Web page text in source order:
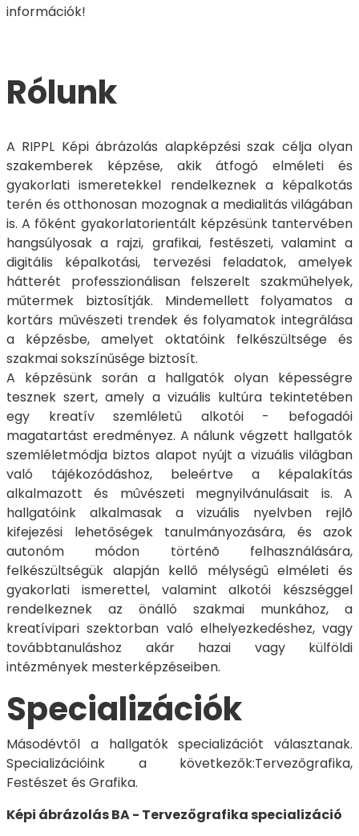
információk!
Rólunk
A RIPPL Képi ábrázolás alapképzési szak célja olyan
szakemberek képzése, akik átfogó elméleti és
gyakorlati ismeretekkel rendelkeznek a képalkotás
terén és otthonosan mozognak a medialitás világában
is. A főként gyakorlatorientált képzésünk tantervében
hangsúlyosak a rajzi, grafikai, festészeti, valamint a
digitális képalkotási, tervezési feladatok, amelyek
hátterét professzionálisan felszerelt szakműhelyek,
műtermek biztosítják. Mindemellett folyamatos a
kortárs művészeti trendek és folyamatok integrálása
a képzésbe, amelyet oktatóink felkészültsége és
szakmai sokszínűsége biztosít.
A képzésünk során a hallgatók olyan képességre
tesznek szert, amely a vizuális kultúra tekintetében
egy kreatív szemléletû alkotói - befogadói
magatartást eredményez. A nálunk végzett hallgatók
szemléletmódja biztos alapot nyújt a vizuális világban
való tájékozódáshoz, beleértve a képalakítás
alkalmazott és mûvészeti megnyilvánulásait is. A
hallgatóink alkalmasak a vizuális nyelvben rejlõ
kifejezési lehetőségek tanulmányozására, és azok
autonóm módon történõ felhasználására,
felkészültségük alapján kellő mélységû elméleti és
gyakorlati ismerettel, valamint alkotói készséggel
rendelkeznek az önálló szakmai munkához, a
kreatívipari szektorban való elhelyezkedéshez, vagy
továbbtanuláshoz akár hazai vagy külföldi
intézmények mesterképzéseiben.
Specializációk
Másodévtől a hallgatók specializációt választanak.
Specializációink a következők:Tervezőgrafika,
Festészet és Grafika.
Képi ábrázolás BA - Tervezőgrafika specializáció